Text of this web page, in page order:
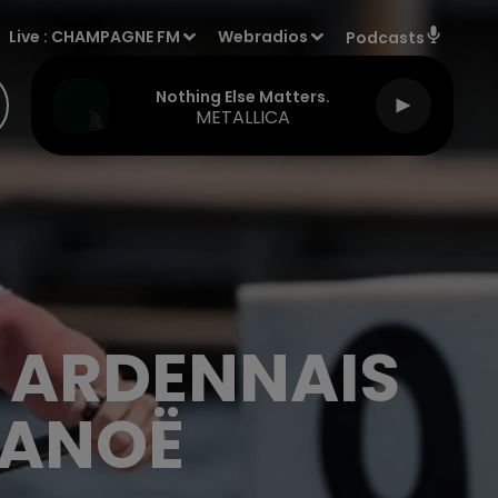
Live : CHAMPAGNE FM Webradios Podcasts
Nothing Else Matters.
METALLICA